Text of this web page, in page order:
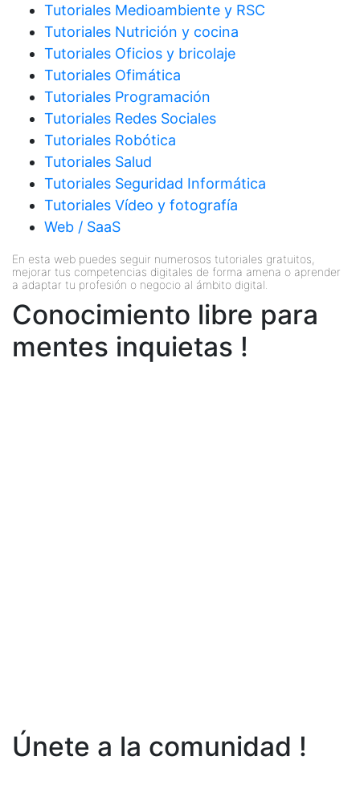
Tutoriales Medioambiente y RSC
Tutoriales Nutrición y cocina
Tutoriales Oficios y bricolaje
Tutoriales Ofimática
Tutoriales Programación
Tutoriales Redes Sociales
Tutoriales Robótica
Tutoriales Salud
Tutoriales Seguridad Informática
Tutoriales Vídeo y fotografía
Web / SaaS
En esta web puedes seguir numerosos tutoriales gratuitos,
mejorar tus competencias digitales de forma amena o aprender
a adaptar tu profesión o negocio al ámbito digital.
Conocimiento libre para
mentes inquietas !
Únete a la comunidad !